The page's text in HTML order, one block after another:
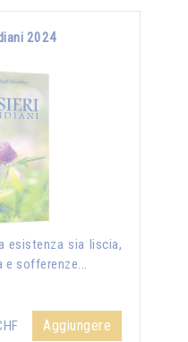
2024
esistenza sia liscia,
e sofferenze...
Aggiungere